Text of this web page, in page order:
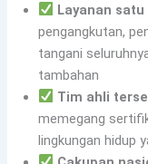
Layanan
pengangkutan,
tangani
tambahan
Tim ahli
memegang
lingkungan hidup